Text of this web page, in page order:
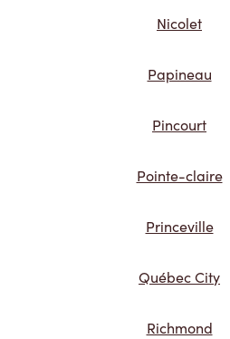
Nicolet
Papineau
Pincourt
Pointe-claire
Princeville
Québec City
Richmond